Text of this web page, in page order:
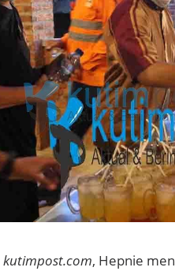
kutimpost.com, Hepnie